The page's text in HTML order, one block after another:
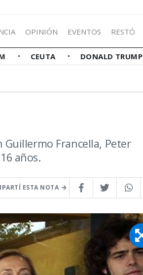
OPINIÓN EVENTOS RESTÓ
CEUTA DONALD TRUMP
Guillermo Francella, Peter
años.
ESTA NOTA